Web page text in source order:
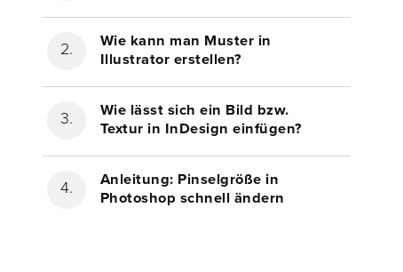
Wie kann man Muster in
Illustrator erstellen?
Wie lässt sich ein Bild bzw.
Textur in InDesign einfügen?
Anleitung: Pinselgröße in
Photoshop schnell ändern